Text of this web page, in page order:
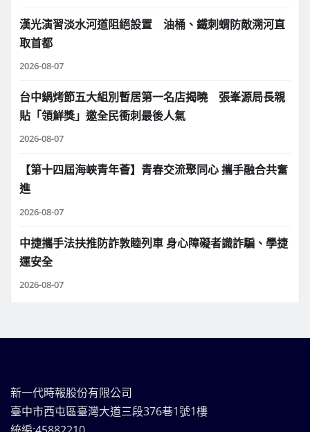
漢光演習淡水河道阻絕設置 油桶、鐵刺蝟防敵溯河直
取首都
2026-08-07
台中鍋烤節五大組別暫居第一名店揭曉 張峯源局長親
貼「領鮮獎」邀全民衝刺最後人氣
2026-08-07
【第十四屆海峽青年薈】青春交流聚同心 攜手融合共奮
進
2026-08-07
中捷攜手法扶推防詐敦睦列車 身心障礙者識詐騙、學捷
運安全
2026-08-07
新一代時報股份有限公司
臺中市西屯區臺灣大道三段376巷1號1樓